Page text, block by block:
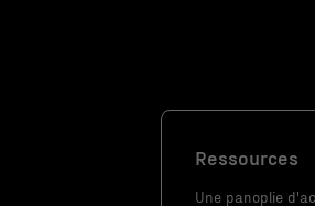
Ressources
Une panoplie
facultatifs.